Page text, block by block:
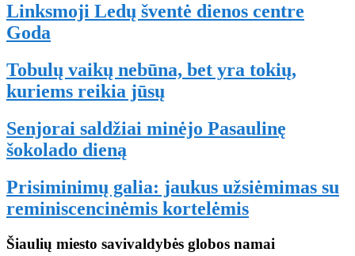
Linksmoji Ledų šventė dienos centre
Goda
Tobulų vaikų nebūna, bet yra tokių,
kuriems reikia jūsų
Senjorai saldžiai minėjo Pasaulinę
šokolado dieną
Prisiminimų galia: jaukus užsiėmimas su
reminiscencinėmis kortelėmis
Šiaulių miesto savivaldybės globos namai